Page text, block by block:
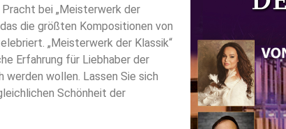
bei „Meisterwerk der
die größten Kompositionen von
„Meisterwerk der Klassik“
Erfahrung für Liebhaber der
werden wollen. Lassen Sie sich
Schönheit der